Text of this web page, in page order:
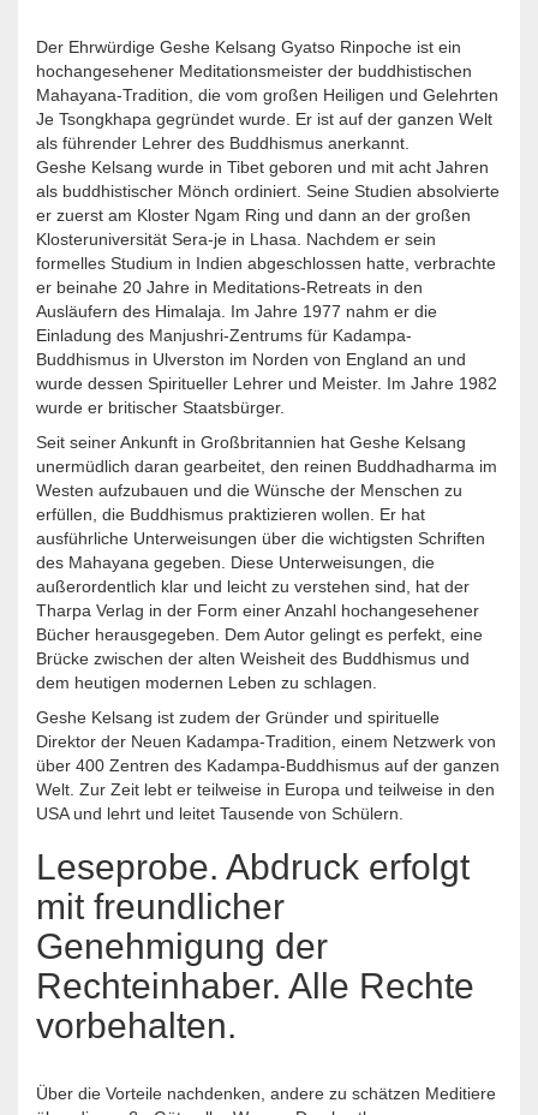
Der Ehrwürdige Geshe Kelsang Gyatso Rinpoche ist ein
hochangesehener Meditationsmeister der buddhistischen
Mahayana-Tradition, die vom großen Heiligen und Gelehrten
Je Tsongkhapa gegründet wurde. Er ist auf der ganzen Welt
als führender Lehrer des Buddhismus anerkannt.
Geshe Kelsang wurde in Tibet geboren und mit acht Jahren
als buddhistischer Mönch ordiniert. Seine Studien absolvierte
er zuerst am Kloster Ngam Ring und dann an der großen
Klosteruniversität Sera-je in Lhasa. Nachdem er sein
formelles Studium in Indien abgeschlossen hatte, verbrachte
er beinahe 20 Jahre in Meditations-Retreats in den
Ausläufern des Himalaja. Im Jahre 1977 nahm er die
Einladung des Manjushri-Zentrums für Kadampa-
Buddhismus in Ulverston im Norden von England an und
wurde dessen Spiritueller Lehrer und Meister. Im Jahre 1982
wurde er britischer Staatsbürger.
Seit seiner Ankunft in Großbritannien hat Geshe Kelsang
unermüdlich daran gearbeitet, den reinen Buddhadharma im
Westen aufzubauen und die Wünsche der Menschen zu
erfüllen, die Buddhismus praktizieren wollen. Er hat
ausführliche Unterweisungen über die wichtigsten Schriften
des Mahayana gegeben. Diese Unterweisungen, die
außerordentlich klar und leicht zu verstehen sind, hat der
Tharpa Verlag in der Form einer Anzahl hochangesehener
Bücher herausgegeben. Dem Autor gelingt es perfekt, eine
Brücke zwischen der alten Weisheit des Buddhismus und
dem heutigen modernen Leben zu schlagen.
Geshe Kelsang ist zudem der Gründer und spirituelle
Direktor der Neuen Kadampa-Tradition, einem Netzwerk von
über 400 Zentren des Kadampa-Buddhismus auf der ganzen
Welt. Zur Zeit lebt er teilweise in Europa und teilweise in den
USA und lehrt und leitet Tausende von Schülern.
Leseprobe. Abdruck erfolgt
mit freundlicher
Genehmigung der
Rechteinhaber. Alle Rechte
vorbehalten.
Über die Vorteile nachdenken, andere zu schätzen Meditiere